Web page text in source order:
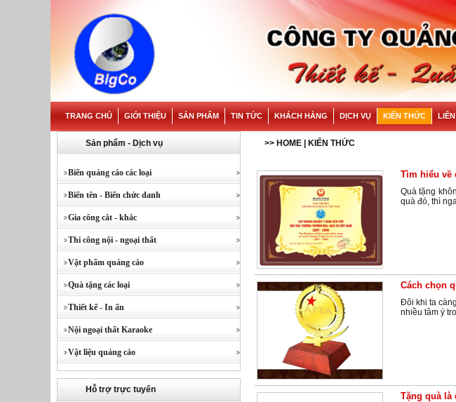
TRANG CHỦ GIỚI THIỆU SẢN PHẨM TIN TỨC KHÁCH HÀNG DỊCH VỤ KIẾN THỨC
Sản phẩm - Dịch vụ
Biển quảng cáo các loại
Biển tên - Biển chức danh
Gia công cắt - khắc
Thi công nội - ngoại thất
Vật phẩm quảng cáo
Quà tặng các loại
Thiết kế - In ấn
Nội ngoại thất Karaoke
Vật liệu quảng cáo
Hỗ trợ trực tuyến
>> HOME | KIẾN THỨC
Tìm hiểu về
Quà tặng
quà đó, thì
Cách chọn
Đôi khi ta
nhiều tâm ý
Tặng quà là